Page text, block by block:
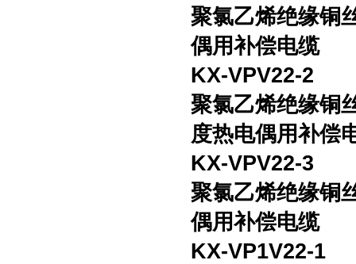
聚氯乙烯绝缘铜
偶用补偿电缆
KX-VPV22-2
聚氯乙烯绝缘铜
度热电偶用补偿
KX-VPV22-3
聚氯乙烯绝缘铜
偶用补偿电缆
KX-VP1V22-1